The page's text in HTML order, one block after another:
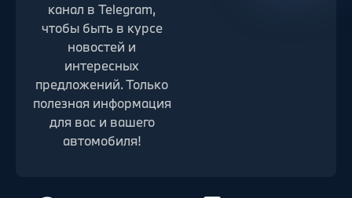
канал в Telegram,
чтобы быть в курсе
новостей и
интересных
предложений. Только
полезная информация
для вас и вашего
автомобиля!